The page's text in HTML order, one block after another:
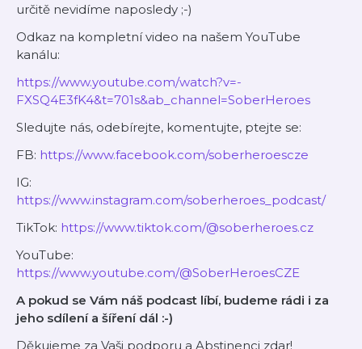
určitě nevidíme naposledy ;-)
Odkaz na kompletní video na našem YouTube
kanálu:
https://www.youtube.com/watch?v=-
FXSQ4E3fK4&t=701s&ab_channel=SoberHeroes
Sledujte nás, odebírejte, komentujte, ptejte se:
FB: ⁠⁠⁠⁠⁠⁠⁠⁠⁠⁠⁠⁠⁠⁠⁠⁠⁠⁠⁠https://www.facebook.com/soberheroescze⁠⁠⁠⁠⁠⁠⁠⁠⁠⁠⁠⁠⁠⁠⁠⁠⁠⁠⁠
IG: ⁠⁠⁠⁠⁠⁠⁠⁠
⁠⁠⁠⁠⁠⁠⁠⁠⁠⁠⁠https://www.instagram.com/soberheroes_podcast/⁠⁠⁠⁠⁠⁠⁠⁠⁠⁠⁠
TikTok: ⁠⁠⁠⁠⁠⁠⁠⁠⁠⁠⁠⁠⁠⁠⁠⁠⁠⁠⁠https://www.tiktok.com/@soberheroes.cz⁠⁠⁠⁠⁠⁠⁠⁠⁠⁠⁠⁠⁠⁠⁠⁠⁠⁠⁠
YouTube:
⁠⁠⁠⁠⁠⁠⁠⁠⁠⁠⁠⁠⁠⁠⁠⁠https://www.youtube.com/@SoberHeroesCZE⁠⁠⁠⁠⁠⁠⁠⁠⁠⁠⁠⁠⁠⁠⁠⁠
A pokud se Vám náš podcast líbí, budeme rádi i za
jeho sdílení a šíření dál :-)
Děkujeme za Vaši podporu a Abstinenci zdar!